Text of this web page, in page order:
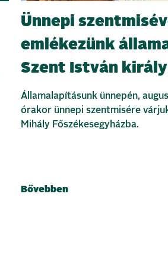
Ünnepi
emlékezünk
Szent István
Államalapításunk ünnepén,
órakor ünnepi szentmisére
Mihály Főszékesegyházba.
Bővebben